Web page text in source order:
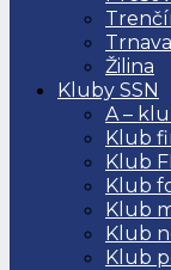
Trnava
Žilina
Kluby SSN
A –
Klub
Klub
Klub
Klub
Klub
Klub